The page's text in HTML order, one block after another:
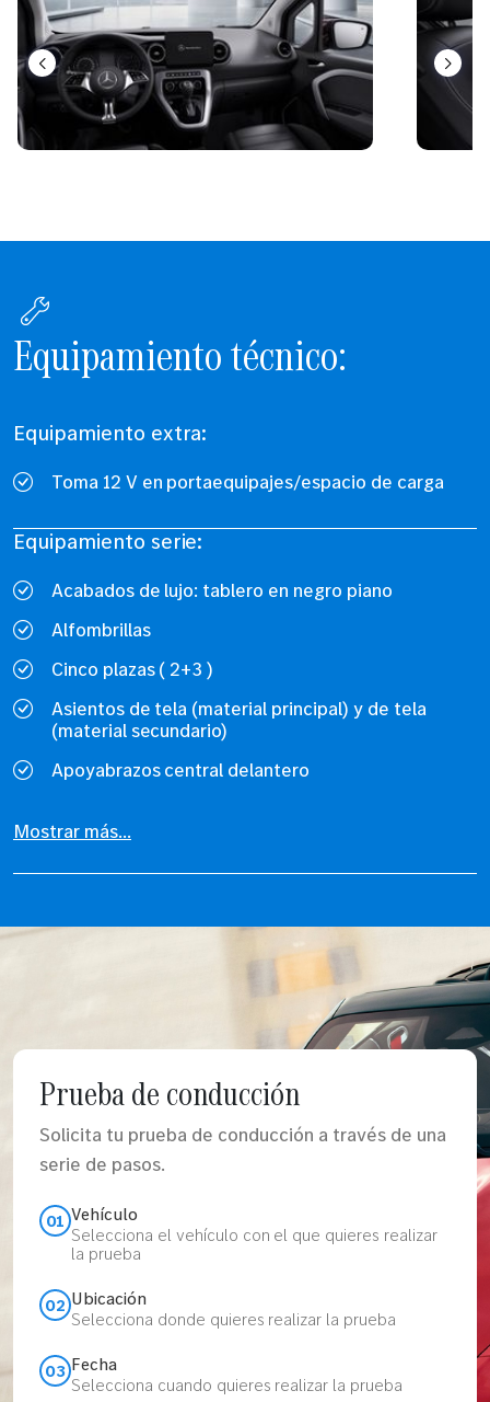
Equipamiento técnico:
Equipamiento serie:
Acabados de lujo: tablero en negro piano
Alfombrillas
Cinco plazas ( 2+3 )
Asientos de tela (material principal) y de tela
(material secundario)
Apoyabrazos central delantero
Mostrar más...
Equipamiento extra:
Toma 12 V en portaequipajes/espacio de carga
Prueba de conducción
Solicita tu prueba de conducción a través de una
serie de pasos.
01 Vehículo
Selecciona el vehículo con el que quieres realizar
la prueba
02 Ubicación
Selecciona donde quieres realizar la prueba
03 Fecha
Selecciona cuando quieres realizar la prueba